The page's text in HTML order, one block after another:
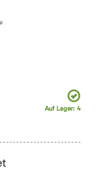
Auf Lager: 4